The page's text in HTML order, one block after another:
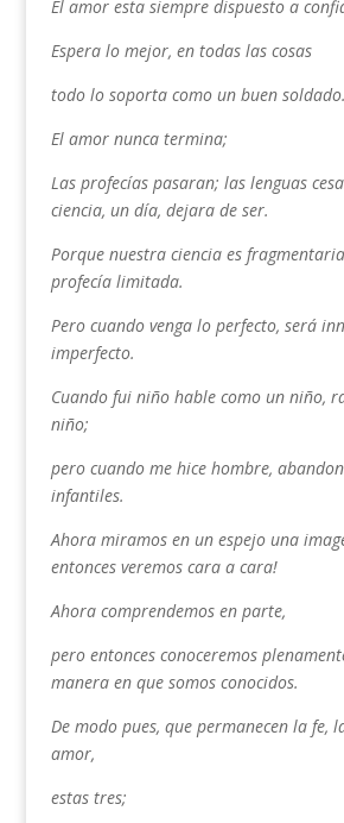
El amor esta siempre dispuesto a
Espera lo mejor, en todas las cosas
todo lo soporta como un buen soldado.
El amor nunca termina;
Las profecías pasaran; las lenguas
ciencia, un día, dejara de ser.
Porque nuestra ciencia es
profecía limitada.
Pero cuando venga lo perfecto, será
imperfecto.
Cuando fui niño hable como un niño,
niño;
pero cuando me hice hombre,
infantiles.
Ahora miramos en un espejo una
entonces veremos cara a cara!
Ahora comprendemos en parte,
pero entonces conoceremos
manera en que somos conocidos.
De modo pues, que permanecen la fe,
amor,
estas tres;